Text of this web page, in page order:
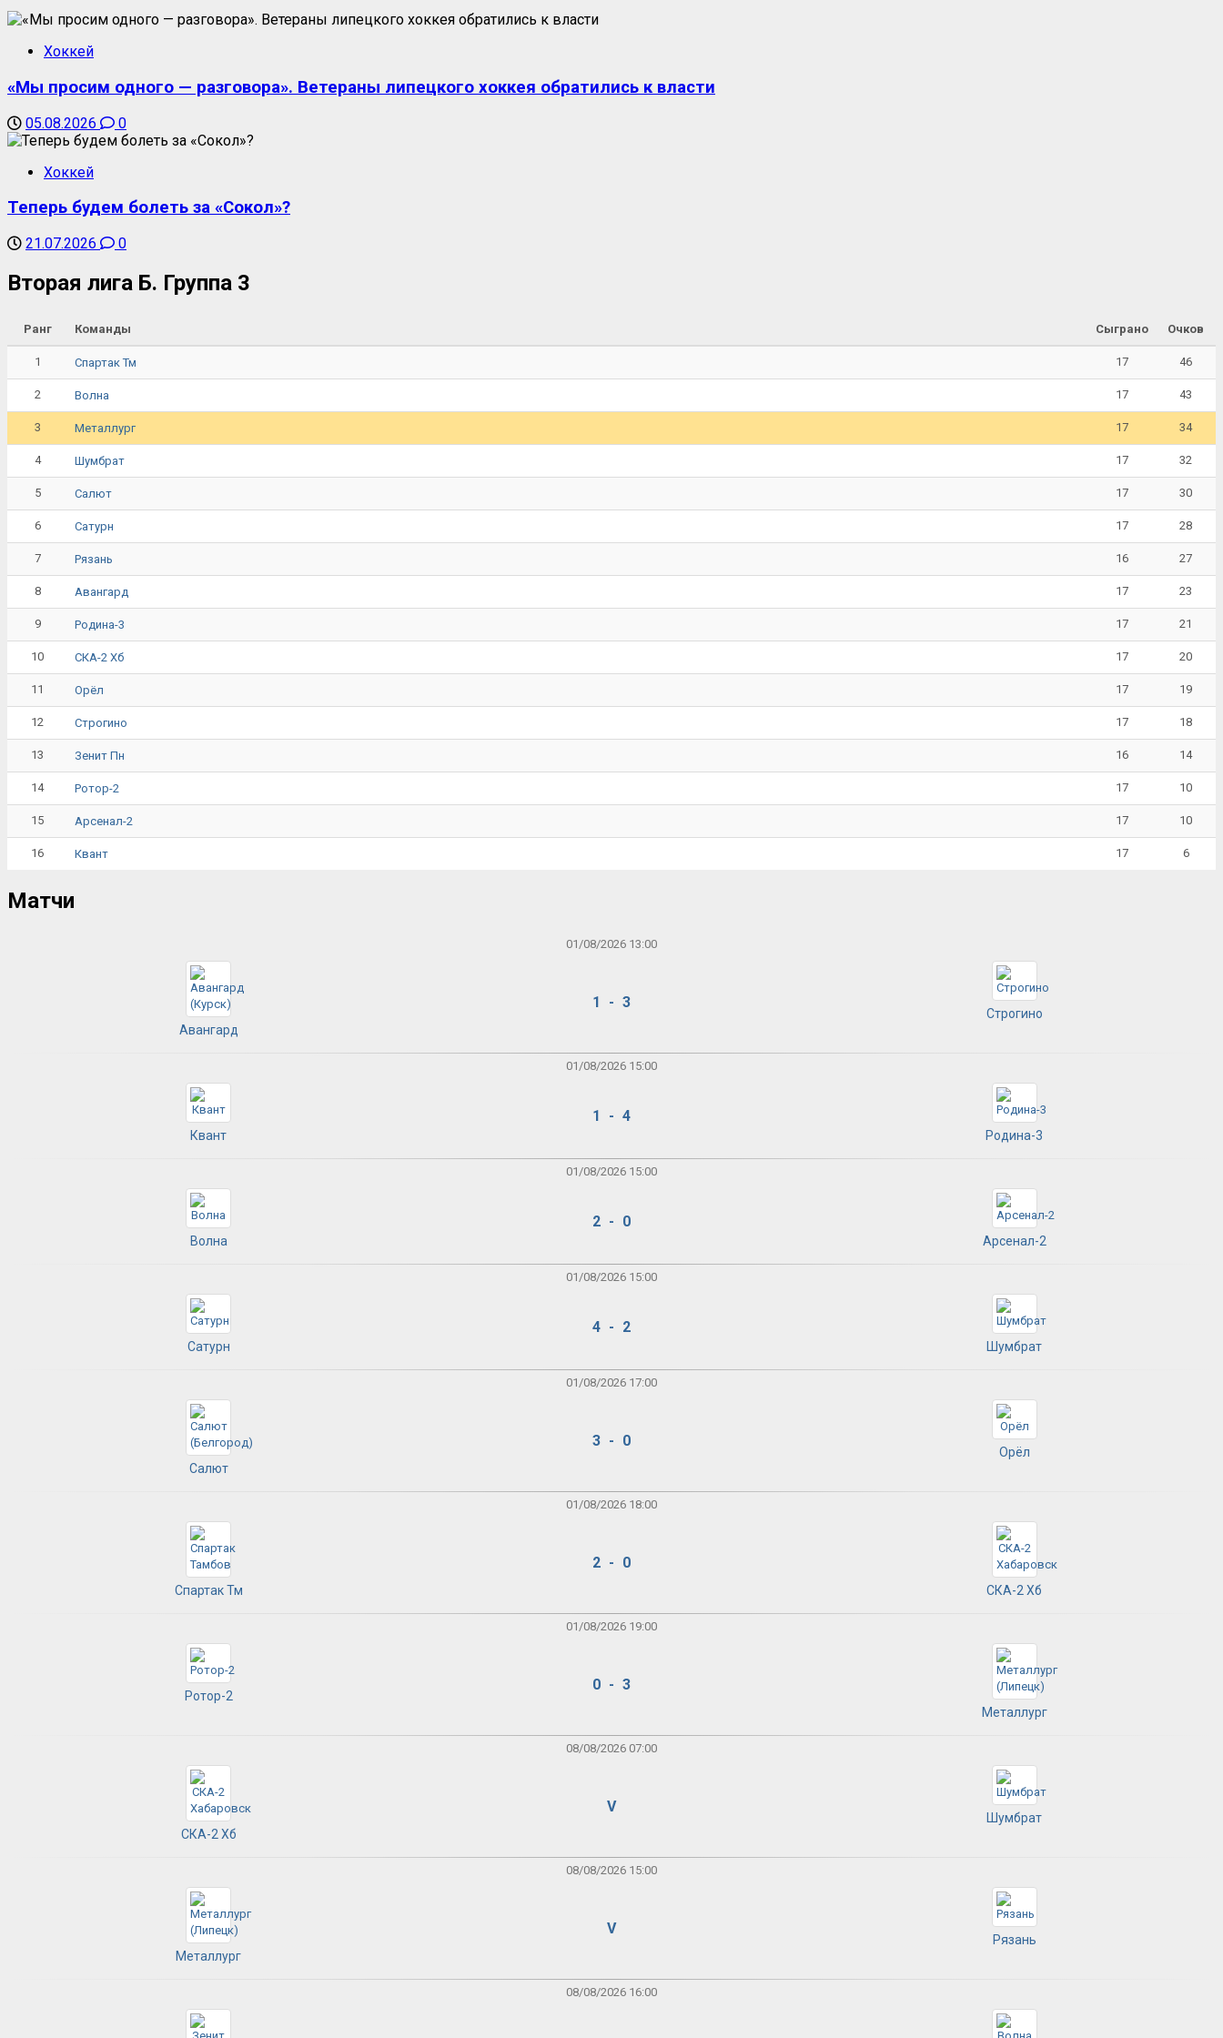
Хоккей
«Мы просим одного — разговора». Ветераны липецкого хоккея обратились к власти
05.08.2026 0
Хоккей
Теперь будем болеть за «Сокол»?
21.07.2026 0
Вторая лига Б. Группа 3
Ранг Команды Сыграно Очков
1 Спартак Тм 17 46
2 Волна 17 43
3 Металлург 17 34
4 Шумбрат 17 32
5 Салют 17 30
6 Сатурн 17 28
7 Рязань 16 27
8 Авангард 17 23
9 Родина-3 17 21
10 СКА-2 Хб 17 20
11 Орёл 17 19
12 Строгино 17 18
13 Зенит Пн 16 14
14 Ротор-2 17 10
15 Арсенал-2 17 10
16 Квант 17 6
Матчи
01/08/2026 13:00
Авангард
1 - 3
Строгино
01/08/2026 15:00
Квант
1 - 4
Родина-3
01/08/2026 15:00
Волна
2 - 0
Арсенал-2
01/08/2026 15:00
Сатурн
4 - 2
Шумбрат
01/08/2026 17:00
Салют
3 - 0
Орёл
01/08/2026 18:00
Спартак Тм
2 - 0
СКА-2 Хб
01/08/2026 19:00
Ротор-2
0 - 3
Металлург
08/08/2026 07:00
СКА-2 Хб
V
Шумбрат
08/08/2026 15:00
Металлург
V
Рязань
08/08/2026 16:00